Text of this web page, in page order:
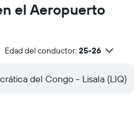
el Aeropuerto
Edad del conductor: 25-26
del Congo - Lisala (LIQ)